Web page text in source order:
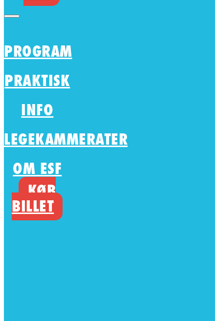
PROGRAM
PRAKTISK
INFO
LEGEKAMMERATER
OM ESF
KØB
BILLET